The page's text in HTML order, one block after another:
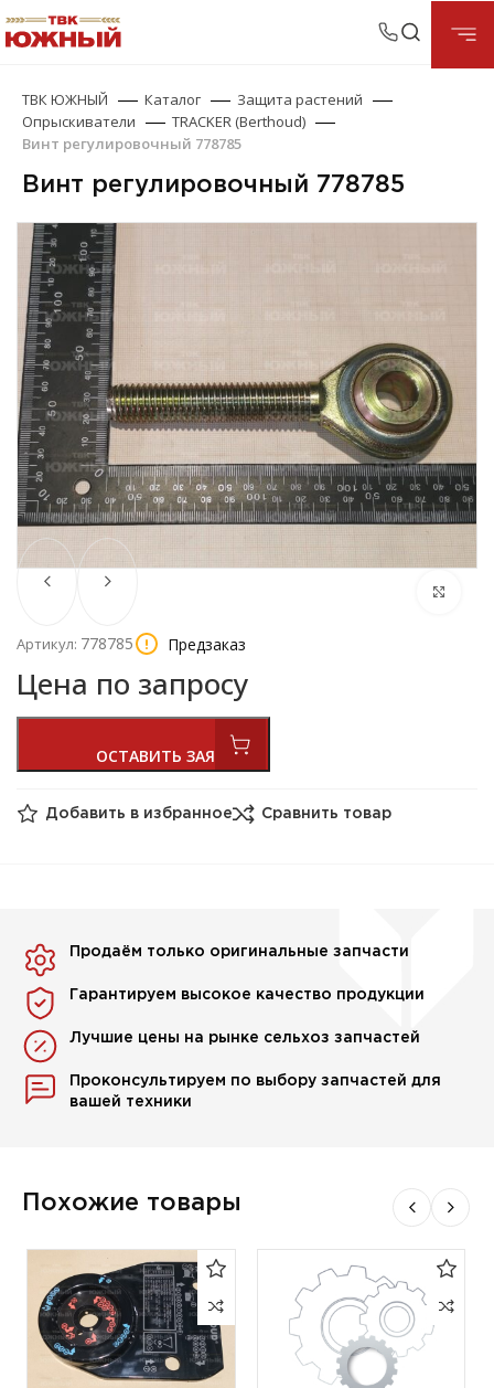
ТВК ЮЖНЫЙ Каталог
Защита растений
Опрыскиватели
TRACKER (Berthoud)
Винт регулировочный 778785
Винт регулировочный 778785
Артикул: 778785 Предзаказ
Цена по запросу
Добавить в избранное Сравнить товар
Продаём только оригинальные запчасти
Гарантируем высокое качество продукции
Лучшие цены на рынке сельхоз запчастей
Проконсультируем по выбору запчастей для
вашей техники
Похожие товары